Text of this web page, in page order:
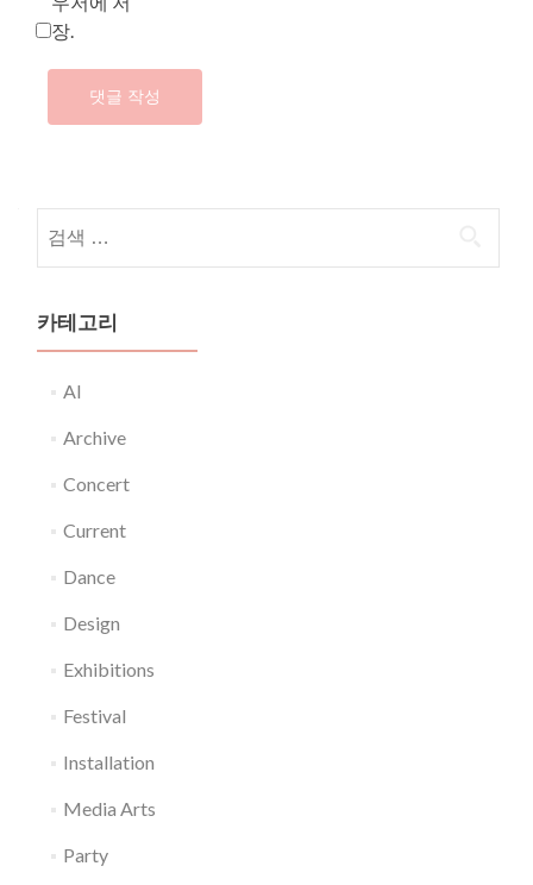
장.
카테고리
AI
Archive
Concert
Current
Dance
Design
Exhibitions
Festival
Installation
Media Arts
Party